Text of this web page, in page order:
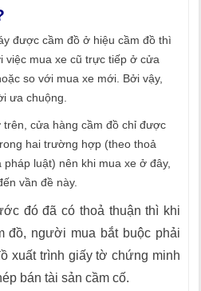
được cầm đồ ở hiệu cầm đồ thì
việc mua xe cũ trực tiếp ở cửa
so với mua xe mới. Bởi vậy,
ưa chuộng.
cửa hàng cầm đồ chỉ được
hai trường hợp (theo thoả
luật) nên khi mua xe ở đây,
vần đề này.
đó đã có thoả thuận thì khi
đồ, người mua bắt buộc phải
xuất trình giấy tờ chứng minh
bán tài sản cầm cố.